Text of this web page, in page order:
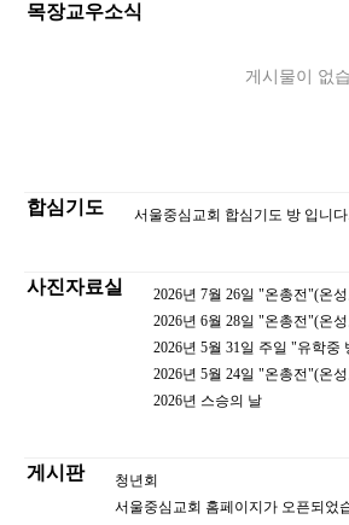
목장교우소식
게시물이 없
합심기도 서울중심교회 합심기도 방 입니다.
사진자료실
2026년 5월 31일 주일 "유학중
2026년 스승의 날
게시판
청년회
서울중심교회 홈페이지가 오픈되었